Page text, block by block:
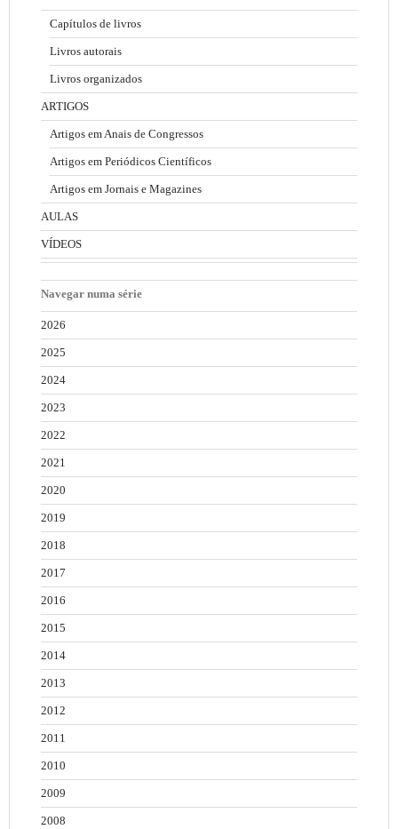
Capítulos de livros
Livros autorais
Livros organizados
ARTIGOS
Artigos em Anais de Congressos
Artigos em Periódicos Científicos
Artigos em Jornais e Magazines
AULAS
VÍDEOS
Navegar numa série
2026
2025
2024
2023
2022
2021
2020
2019
2018
2017
2016
2015
2014
2013
2012
2011
2010
2009
2008